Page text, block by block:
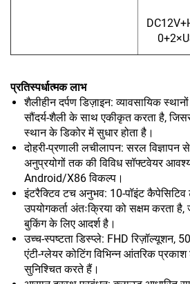
प्रतिस्पर्धात्मक लाभ
शैलीहीन दर्पण डिज़ाइन: व्यावसायिक
सौंदर्य-शैली के साथ एकीकृत करता है,
स्थान के डिकोर में सुधार होता है।
दोहरी-प्रणाली लचीलापन: सरल
अनुप्रयोगों तक की विविध सॉफ्टवेयर
Android/X86 विकल्प।
इंटरैक्टिव टच अनुभव: 10-पॉइंट
उपयोगकर्ता अंतःक्रिया को सक्षम करता
बुकिंग के लिए आदर्श है।
उच्च-स्पष्टता डिस्प्ले: FHD
एंटी-ग्लेयर कोटिंग विभिन्न आंतरिक प्रकाश
सुनिश्चित करते हैं।